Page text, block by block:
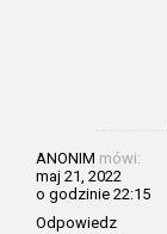
ANONIM mówi:
maj 21, 2022
o godzinie 22:15
Odpowiedz